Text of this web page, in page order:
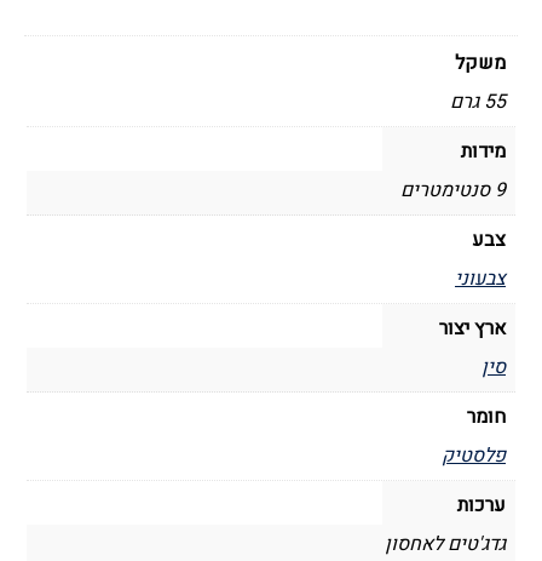
משקל
55 גרם
מידות
9 סנטימטרים
צבע
צבעוני
ארץ יצור
סין
חומר
פלסטיק
ערכות
גדג'טים לאחסון